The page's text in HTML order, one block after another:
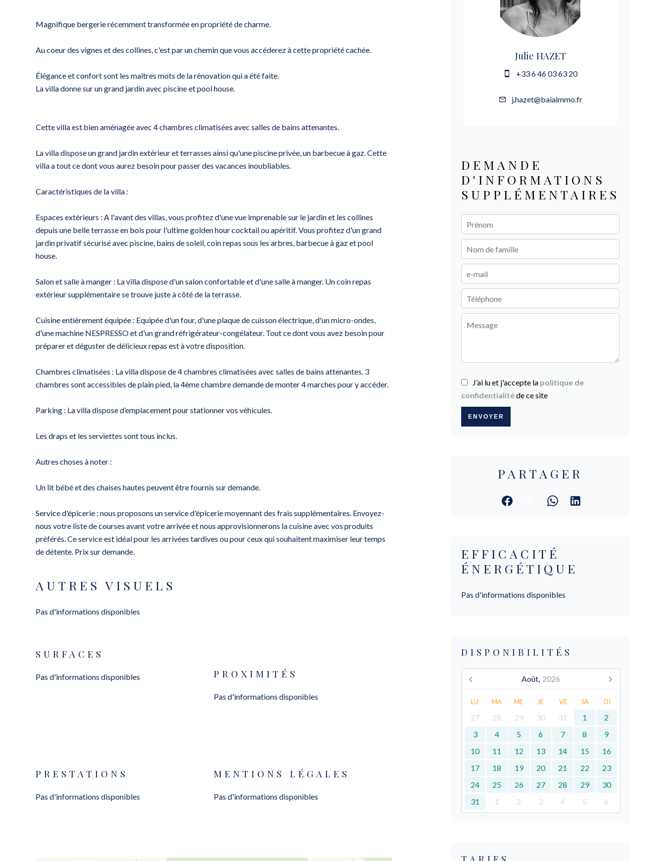
Magnifique bergerie récemment transformée en propriété de charme.
Au coeur des vignes et des collines, c'est par un chemin que vous accéderez à cette propriété cachée.
Élégance et confort sont les maîtres mots de la rénovation qui a été faite.
La villa donne sur un grand jardin avec piscine et pool house.
Cette villa est bien aménagée avec 4 chambres climatisées avec salles de bains attenantes.
La villa dispose un grand jardin extérieur et terrasses ainsi qu'une piscine privée, un barbecue à gaz. Cette
villa a tout ce dont vous aurez besoin pour passer des vacances inoubliables.
Caractéristiques de la villa :
Espaces extérieurs : A l'avant des villas, vous profitez d'une vue imprenable sur le jardin et les collines
depuis une belle terrasse en bois pour l'ultime golden hour cocktail ou apéritif. Vous profitez d'un grand
jardin privatif sécurisé avec piscine, bains de soleil, coin repas sous les arbres, barbecue à gaz et pool
house.
Salon et salle à manger : La villa dispose d'un salon confortable et d'une salle à manger. Un coin repas
extérieur supplémentaire se trouve juste à côté de la terrasse.
Cuisine entièrement équipée : Equipée d'un four, d'une plaque de cuisson électrique, d'un micro-ondes,
d'une machine NESPRESSO et d'un grand réfrigérateur-congélateur. Tout ce dont vous avez besoin pour
préparer et déguster de délicieux repas est à votre disposition.
Chambres climatisées : La villa dispose de 4 chambres climatisées avec salles de bains attenantes. 3
chambres sont accessibles de plain pied, la 4ème chambre demande de monter 4 marches pour y accéder.
Parking : La villa dispose d’emplacement pour stationner vos véhicules.
Les draps et les serviettes sont tous inclus.
Autres choses à noter :
Un lit bébé et des chaises hautes peuvent être fournis sur demande.
Service d'épicerie : nous proposons un service d'épicerie moyennant des frais supplémentaires. Envoyez-
nous votre liste de courses avant votre arrivée et nous approvisionnerons la cuisine avec vos produits
préférés. Ce service est idéal pour les arrivées tardives ou pour ceux qui souhaitent maximiser leur temps
de détente. Prix ​​sur demande.
AUTRES VISUELS
Pas d'informations disponibles
SURFACES
Pas d'informations disponibles PROXIMITÉS
Pas d'informations disponibles
PRESTATIONS
Pas d'informations disponibles
MENTIONS LÉGALES
Pas d'informations disponibles
Julie HAZET
+33 6 46 03 63 20
j.hazet@baiaimmo.fr
DEMANDE
D'INFORMATIONS
SUPPLÉMENTAIRES
J’ai lu et j'accepte la politique de
confidentialitéde ce site
ENVOYER
PARTAGER
EFFICACITÉ
ÉNERGÉTIQUE
Pas d'informations disponibles
DISPONIBILITÉS
Août, 2026
LU MA ME JE VE SA DI
27 28 29 30 31 1
2
3
4 5 6 7 8
9
10
11 12 13 14 15
16
17
18 19 20 21 22
23
24
25 26 27 28 29
30
31
1 2 3 4 5 6